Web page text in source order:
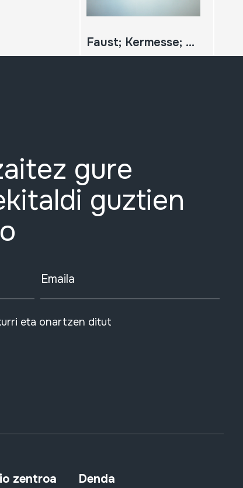
Faust; Kermesse; Gounod
gure
guztien
Emaila
eta onartzen ditut
zentroa Denda